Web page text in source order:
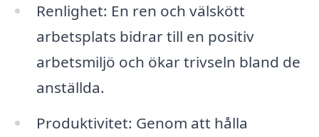
Renlighet: En ren och välskött
arbetsplats bidrar till en positiv
arbetsmiljö och ökar trivseln bland de
anställda.
Produktivitet: Genom att hålla